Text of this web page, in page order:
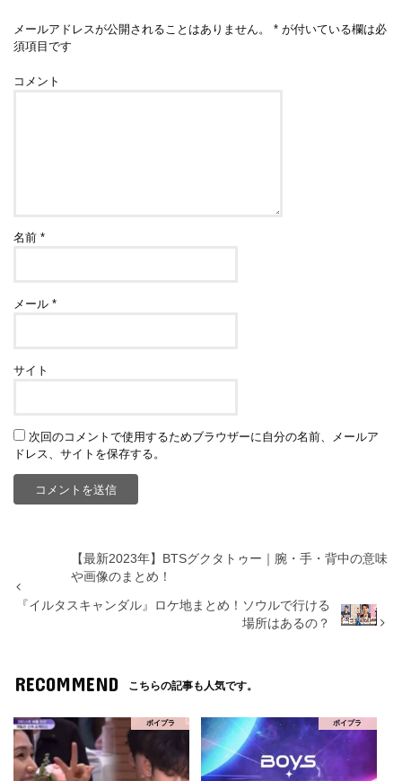
メールアドレスが公開されることはありません。 * が付いている欄は必
須項目です
コメント
名前*
メール*
サイト
次回のコメントで使用するためブラウザーに自分の名前、メールア
ドレス、サイトを保存する。
【最新2023年】BTSグクタトゥー｜腕・手・背中の意味
や画像のまとめ！
『イルタスキャンダル』ロケ地まとめ！ソウルで行ける
場所はあるの？
RECOMMEND こちらの記事も人気です。
ボイプラ ボイプラ